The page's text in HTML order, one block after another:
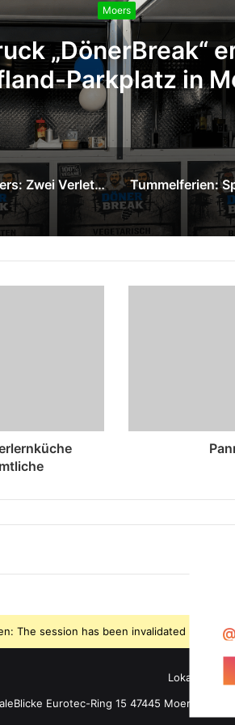
Moers
„DönerBreak“
Parkplatz in
Moers: Zwei Verletzte bei Verkehrsunfall auf der Venloer Straße
The session has been invalidated
Eurotec-Ring 15 47445 Moers +49